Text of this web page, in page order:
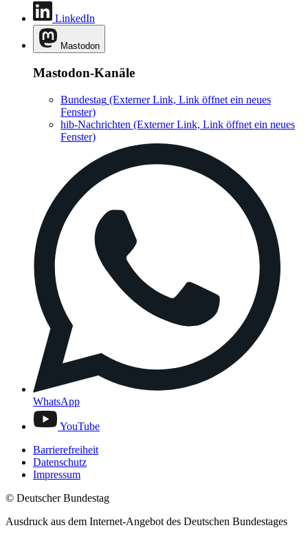
LinkedIn
Mastodon
Mastodon-Kanäle
Bundestag (Externer Link, Link öffnet ein neues
Fenster)
hib-Nachrichten (Externer Link, Link öffnet ein neues
Fenster)
WhatsApp
YouTube
Barrierefreiheit
Datenschutz
Impressum
© Deutscher Bundestag
Ausdruck aus dem Internet-Angebot des Deutschen Bundestages